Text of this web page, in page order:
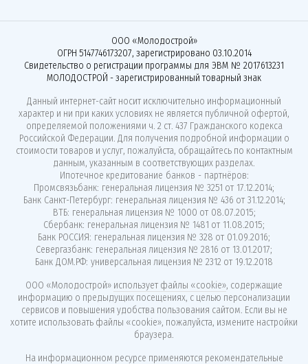
ООО «Молодострой»
ОГРН 5147746173207, зарегистрировано 03.10.2014
Свидетельство о регистрации программы для ЭВМ № 2017613231
МОЛОДОСТРОЙ - зарегистрированный товарный знак
Данный интернет-сайт носит исключительно информационный
характер и ни при каких условиях не является публичной офертой,
определяемой положениями ч. 2 ст. 437 Гражданского кодекса
Российской Федерации. Для получения подробной информации о
стоимости товаров и услуг, пожалуйста, обращайтесь по контактным
данным, указанным в соответствующих разделах.
Ипотечное кредитование банков - партнёров:
Промсвязьбанк: генеральная лицензия № 3251 от 17.12.2014;
Банк Санкт-Петербург: генеральная лицензия № 436 от 31.12.2014;
ВТБ: генеральная лицензия № 1000 от 08.07.2015;
Сбербанк: генеральная лицензия № 1481 от 11.08.2015;
Банк РОССИЯ: генеральная лицензия № 328 от 01.09.2016;
Севергазбанк: генеральная лицензия № 2816 от 13.01.2017;
Банк ДОМ.РФ: универсальная лицензия № 2312 от 19.12.2018
ООО «Молодострой» использует файлы «cookie», содержащие
информацию о предыдущих посещениях, с целью персонализации
сервисов и повышения удобства пользования сайтом. Если вы не
хотите использовать файлы «cookie», пожалуйста, измените настройки
браузера.
На информационном ресурсе применяются рекомендательные